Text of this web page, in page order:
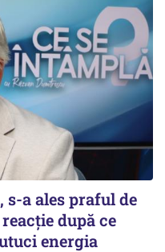
s-a ales praful de
după ce
energia